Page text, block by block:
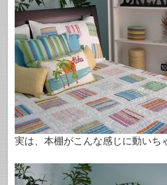
実は、本棚がこんな感じに動いち